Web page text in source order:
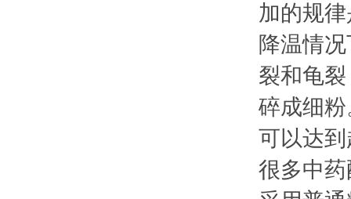
加的规
降温情
裂和龟
碎成细
可以达
很多中